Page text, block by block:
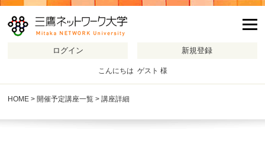
こんにちは ゲスト 様
HOME > 開催予定講座一覧 > 講座詳細